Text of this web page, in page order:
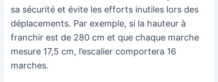
sa sécurité et évite les efforts inutiles lors des
déplacements. Par exemple, si la hauteur à
franchir est de 280 cm et que chaque marche
mesure 17,5 cm, l’escalier comportera 16
marches.